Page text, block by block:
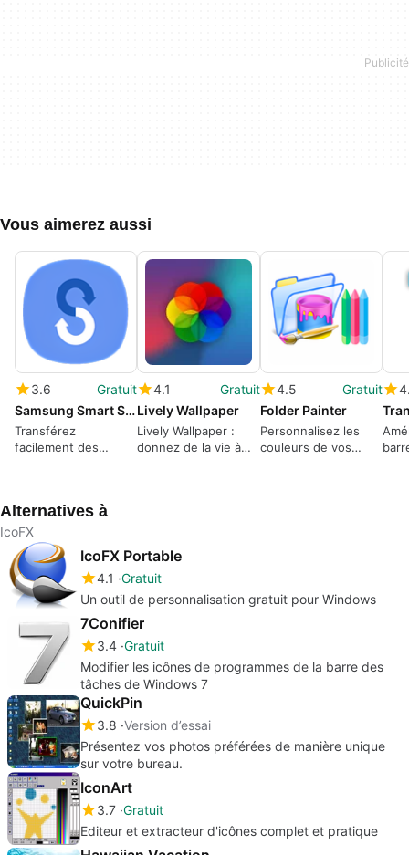
Vous aimerez aussi
3.6
Gratuit
Samsung Smart Switch
Transférez
facilement des
4.1
Gratuit
Lively Wallpaper
Lively Wallpaper :
donnez de la vie à
4.5
Gratuit
Folder Painter
Personnalisez les
couleurs de vos
Alternatives à
IcoFX
IcoFX Portable
4.1 Gratuit
Un outil de personnalisation gratuit pour Windows
7Conifier
3.4 Gratuit
Modifier les icônes de programmes de la barre des
tâches de Windows 7
QuickPin
3.8 Version d’essai
Présentez vos photos préférées de manière unique
sur votre bureau.
IconArt
3.7 Gratuit
Editeur et extracteur d'icônes complet et pratique